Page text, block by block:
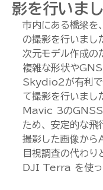
影を行い
市内にある橋梁
の撮影を行いまし
次元モデル作成の
複雑な形状や
Skydio2が有利
て撮影を行いまし
Mavic 3のGNSS
ため、安定的な飛
撮影した画像から
目視調査の代わ
DJI Terra を使っ